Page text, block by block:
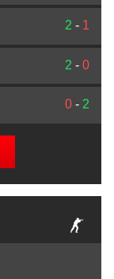
2 - 1
2 - 0
0 - 2